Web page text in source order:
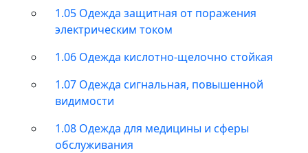
1.05 Одежда защитная от поражения
электрическим током
1.06 Одежда кислотно-щелочно стойкая
1.07 Одежда сигнальная, повышенной
видимости
1.08 Одежда для медицины и сферы
обслуживания